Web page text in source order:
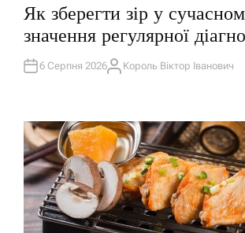
У
Л
І
У
В
Як зберегти зір у
значення регулярної
6 Серпня 2026А
Король Віктор Іванович